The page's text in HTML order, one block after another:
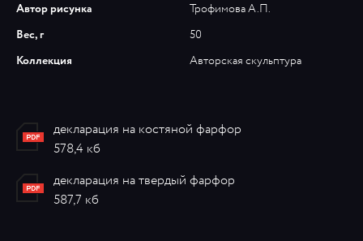
Автор рисунка
Трофимова А.П.
Вес, г
50
Коллекция
Авторская скульптура
декларация на костяной фарфор
578,4 кб
декларация на твердый фарфор
587,7 кб